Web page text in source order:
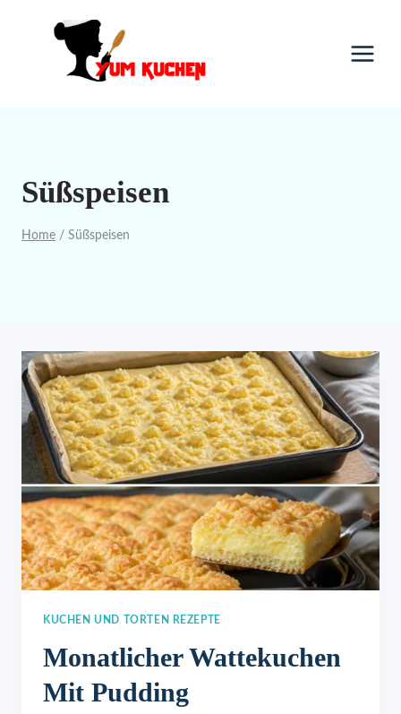
Süßspeisen
Home / Süßspeisen
KUCHEN UND TORTEN REZEPTE
Monatlicher Wattekuchen
Mit Pudding